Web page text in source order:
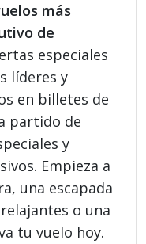
más
de
especiales
líderes y
en billetes de
partido de
y
Empieza a
una escapada
o una
tu vuelo hoy.